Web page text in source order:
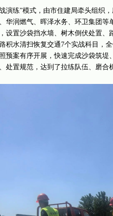
演练”模式，由市住建局牵头组织
华润燃气、晖泽水务、环卫集团等
设置沙袋挡水墙、树木倒伏处置、
积水清扫恢复交通7个实战科目，
预案有序开展，快速完成沙袋筑堤
处置规范，达到了拉练队伍、磨合